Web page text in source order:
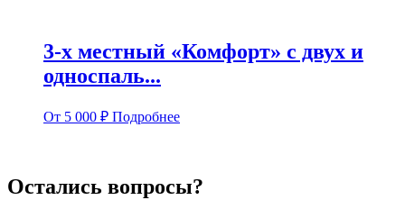
3-х местный «Комфорт» с двух и
односпаль...
От 5 000 ₽ Подробнее
Остались вопросы?